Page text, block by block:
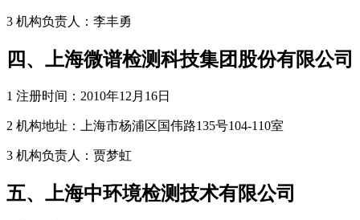
3 机构负责人：李丰勇
四、上海微谱检测科技集团股份有限公司
1 注册时间：2010年12月16日
2 机构地址：上海市杨浦区国伟路135号104-110室
3 机构负责人：贾梦虹
五、上海中环境检测技术有限公司